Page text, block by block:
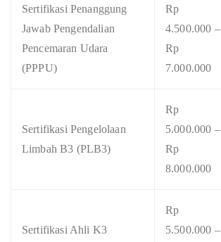
Sertifikasi Penanggung
Jawab Pengendalian
Pencemaran Udara
(PPPU)
Rp
4.500.000 –
Rp
7.000.000
Sertifikasi Pengelolaan
Limbah B3 (PLB3)
Rp
5.000.000 –
Rp
8.000.000
Sertifikasi Ahli K3
Rp
5.500.000 –